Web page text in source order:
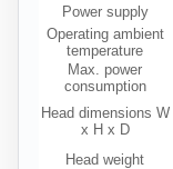
Power supply
Operating ambient
temperature
Max. power
consumption
Head dimensions W
x H x D
Head weight